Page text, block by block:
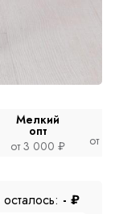
Мелкий
опт
от 3 000 ₽
от
осталось: - ₽